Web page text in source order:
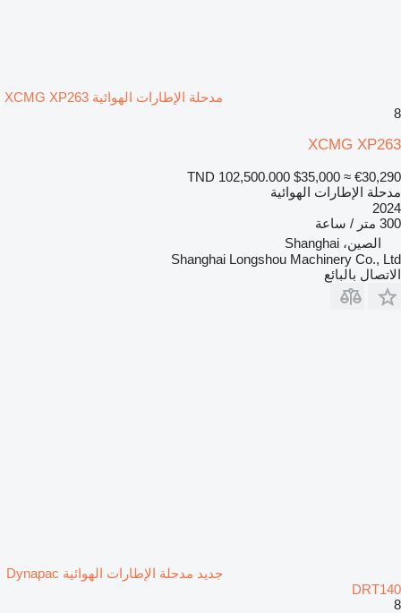
مدحلة الإطارات الهوائية XCMG XP263
8
XCMG XP263
TND 102,500.000 $35,000 ≈ €30,290
مدحلة الإطارات الهوائية
2024
300 متر / ساعة
الصين، Shanghai
Shanghai Longshou Machinery Co., Ltd
الاتصال بالبائع
جديد مدحلة الإطارات الهوائية Dynapac
DRT140
8